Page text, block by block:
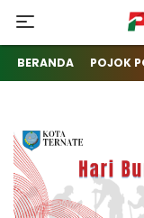
BERANDA POJOK